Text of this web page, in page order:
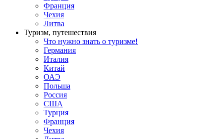
Франция
Чехия
Литва
Туризм, путешествия
Что нужно знать о туризме!
Германия
Италия
Китай
ОАЭ
Польша
Россия
США
Турция
Франция
Чехия